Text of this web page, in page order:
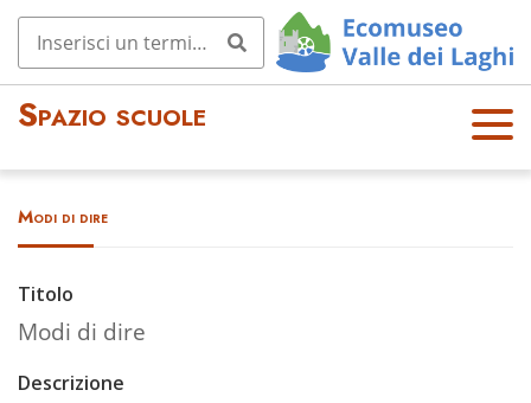
Spazio scuole
OPE
N
Modi di dire
Titolo
Modi di dire
Descrizione